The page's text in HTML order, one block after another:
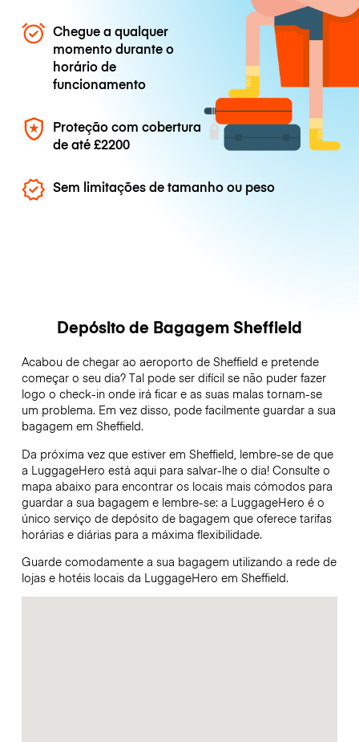
Chegue a qualquer
momento durante o
horário de
funcionamento
Proteção com cobertura
de até£2200
Sem limitações de tamanho ou peso
Depósito de Bagagem Sheffield
Acabou de chegar ao aeroporto de Sheffield e pretende
começar o seu dia? Tal pode ser difícil se não puder fazer
logo o check-in onde irá ficar e as suas malas tornam-se
um problema. Em vez disso, pode facilmente guardar a sua
bagagem em Sheffield.
Da próxima vez que estiver em Sheffield, lembre-se de que
a LuggageHero está aqui para salvar-lhe o dia! Consulte o
mapa abaixo para encontrar os locais mais cómodos para
guardar a sua bagagem e lembre-se: a LuggageHero é o
único serviço de depósito de bagagem que oferece tarifas
horárias e diárias para a máxima flexibilidade.
Guarde comodamente a sua bagagem utilizando a rede de
lojas e hotéis locais da LuggageHero em Sheffield.